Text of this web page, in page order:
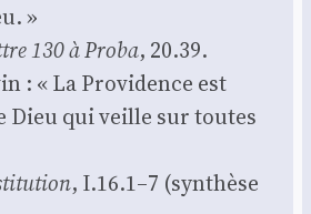
»
130 à Pro­ba, 20.39.
: « La Pro­vi­dence est
Dieu qui veille sur toutes
, I.16.1–7 (syn­thèse